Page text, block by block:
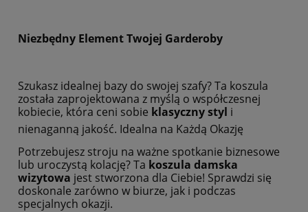
Niezbędny Element Twojej Garderoby
Szukasz idealnej bazy do swojej szafy? Ta koszula
została zaprojektowana z myślą o współczesnej
kobiecie, która ceni sobie klasyczny styl i
nienaganną jakość. Idealna na Każdą Okazję
Potrzebujesz stroju na ważne spotkanie biznesowe
lub uroczystą kolację? Ta koszula damska
wizytowa jest stworzona dla Ciebie! Sprawdzi się
doskonale zarówno w biurze, jak i podczas
specjalnych okazji.